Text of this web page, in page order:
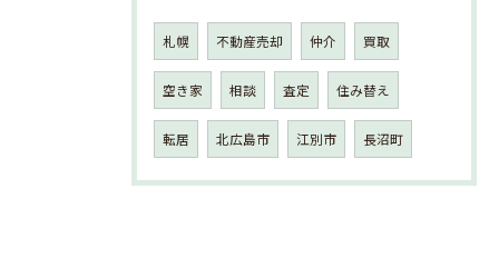
札幌 不動産売却 仲介 買取
空き家 相談 査定 住み替え
転居 北広島市 江別市 長沼町